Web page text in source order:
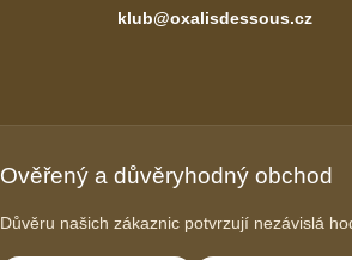
klub@oxalisdessous.cz
Ověřený a důvěryhodný obchod
Důvěru našich zákaznic potvrzují nezávislá